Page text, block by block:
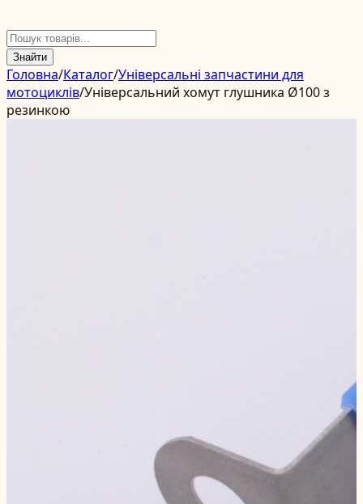
Знайти
Головна/Каталог/Універсальні запчастини для
мотоциклів/Універсальний хомут глушника Ø100 з
резинкою